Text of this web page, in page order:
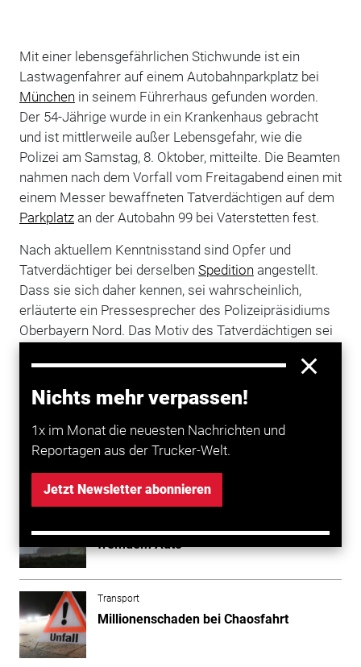
Nichts mehr verpassen!
1x im Monat die neuesten Nachrichten und
Reportagen aus der Trucker-Welt.
Jetzt Newsletter abonnieren
Mit einer lebensgefährlichen Stichwunde ist ein
Lastwagenfahrer auf einem Autobahnparkplatz bei
München in seinem Führerhaus gefunden worden.
Der 54-Jährige wurde in ein Krankenhaus gebracht
und ist mittlerweile außer Lebensgefahr, wie die
Polizei am Samstag, 8. Oktober, mitteilte. Die Beamten
nahmen nach dem Vorfall vom Freitagabend einen mit
einem Messer bewaffneten Tatverdächtigen auf dem
Parkplatzan der Autobahn 99 bei Vaterstetten fest.
Nach aktuellem Kenntnisstand sind Opfer und
Tatverdächtiger bei derselben Spedition angestellt.
Dass sie sich daher kennen, sei wahrscheinlich,
erläuterte ein Pressesprecher des Polizeipräsidiums
Oberbayern Nord. Das Motiv des Tatverdächtigen sei
Haftbefehl wegen des Verdachts auf versuchten
Totschlag erlassen. Er kam in Untersuchungshaft.
Beide Männer stammen aus Rumänien.
Transport
Mann findet Lkw nicht und schläft in
fremdem Auto
Transport
Millionenschaden bei Chaosfahrt